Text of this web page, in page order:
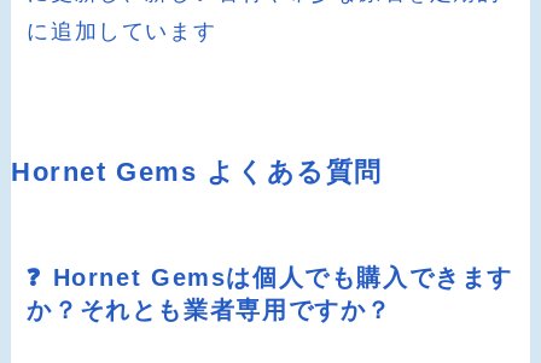
に追加しています
Hornet Gems よくある質問
❓ Hornet Gemsは個人でも購入できます
か？それとも業者専用ですか？